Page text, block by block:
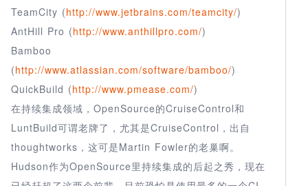
TeamCity (http://www.jetbrains.com/teamcity/)
AntHill Pro (http://www.anthillpro.com/)
Bamboo
(http://www.atlassian.com/software/bamboo/)
QuickBuild (http://www.pmease.com/)
在持续集成领域，OpenSource的CruiseControl和
LuntBuild可谓老牌了，尤其是CruiseControl，出自
thoughtworks，这可是Martin Fowler的老巢啊。
Hudson作为OpenSource里持续集成的后起之秀，现在